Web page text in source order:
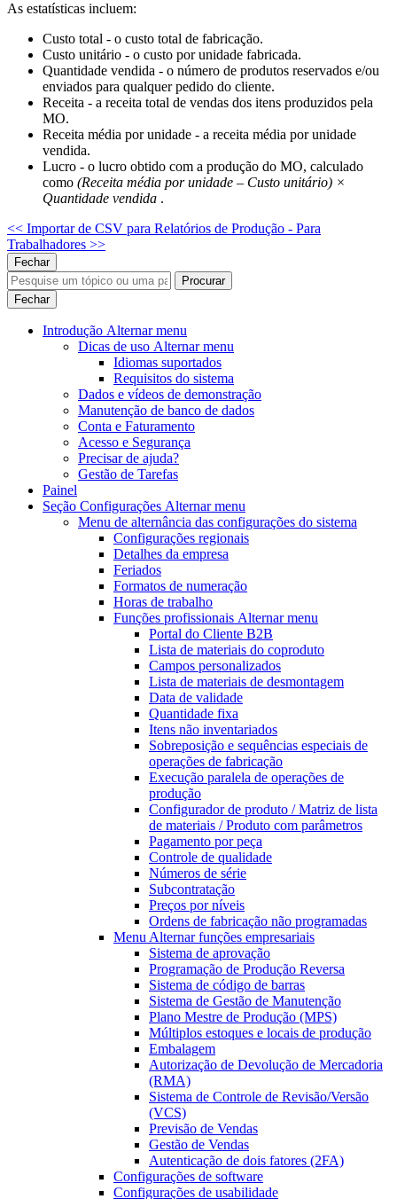
As estatísticas incluem:
Custo total - o custo total de fabricação.
Custo unitário - o custo por unidade fabricada.
Quantidade vendida - o número de produtos reservados e/ou
enviados para qualquer pedido do cliente.
Receita - a receita total de vendas dos itens produzidos pela
MO.
Receita média por unidade - a receita média por unidade
vendida.
Lucro - o lucro obtido com a produção do MO, calculado
como (Receita média por unidade – Custo unitário) ×
Quantidade vendida .
<< Importar de CSV para Relatórios de Produção - Para
Trabalhadores >>
Fechar
Procurar
Fechar
Introdução Alternar menu
Dicas de uso Alternar menu
Idiomas suportados
Requisitos do sistema
Dados e vídeos de demonstração
Manutenção de banco de dados
Conta e Faturamento
Acesso e Segurança
Precisar de ajuda?
Gestão de Tarefas
Painel
Seção Configurações Alternar menu
Menu de alternância das configurações do sistema
Configurações regionais
Detalhes da empresa
Feriados
Formatos de numeração
Horas de trabalho
Funções profissionais Alternar menu
Portal do Cliente B2B
Lista de materiais do coproduto
Campos personalizados
Lista de materiais de desmontagem
Data de validade
Quantidade fixa
Itens não inventariados
Sobreposição e sequências especiais de
operações de fabricação
Execução paralela de operações de
produção
Configurador de produto / Matriz de lista
de materiais / Produto com parâmetros
Pagamento por peça
Controle de qualidade
Números de série
Subcontratação
Preços por níveis
Ordens de fabricação não programadas
Menu Alternarfunções empresariais
Sistema de aprovação
Programação de Produção Reversa
Sistema de código de barras
Sistema de Gestão de Manutenção
Plano Mestre de Produção (MPS)
Múltiplos estoques e locais de produção
Embalagem
Autorização de Devolução de Mercadoria
(RMA)
Sistema de Controle de Revisão/Versão
(VCS)
Previsão de Vendas
Gestão de Vendas
Autenticação de dois fatores (2FA)
Configurações de software
Configurações de usabilidade